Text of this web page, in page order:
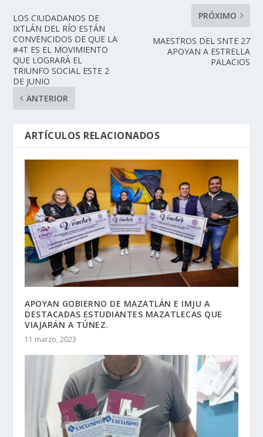
LOS CIUDADANOS DE
IXTLÁN DEL RÍO ESTÁN
CONVENCIDOS DE QUE LA
#4T ES EL MOVIMIENTO
QUE LOGRARÁ EL
TRIUNFO SOCIAL ESTE 2
DE JUNIO
ANTERIOR
PRÓXIMO
MAESTROS DEL SNTE 27
APOYAN A ESTRELLA
PALACIOS
ARTÍCULOS RELACIONADOS
APOYAN GOBIERNO DE MAZATLÁN E IMJU A
DESTACADAS ESTUDIANTES MAZATLECAS QUE
VIAJARÁN A TÚNEZ.
11 marzo, 2023